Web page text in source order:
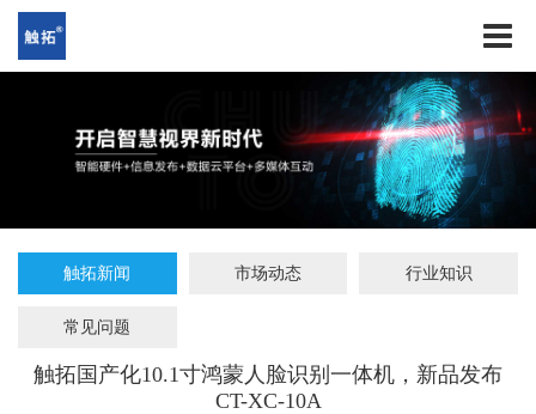
触拓新闻 市场动态 行业知识
常见问题
触拓国产化10.1寸鸿蒙人脸识别一体机，新品发布
CT-XC-10A